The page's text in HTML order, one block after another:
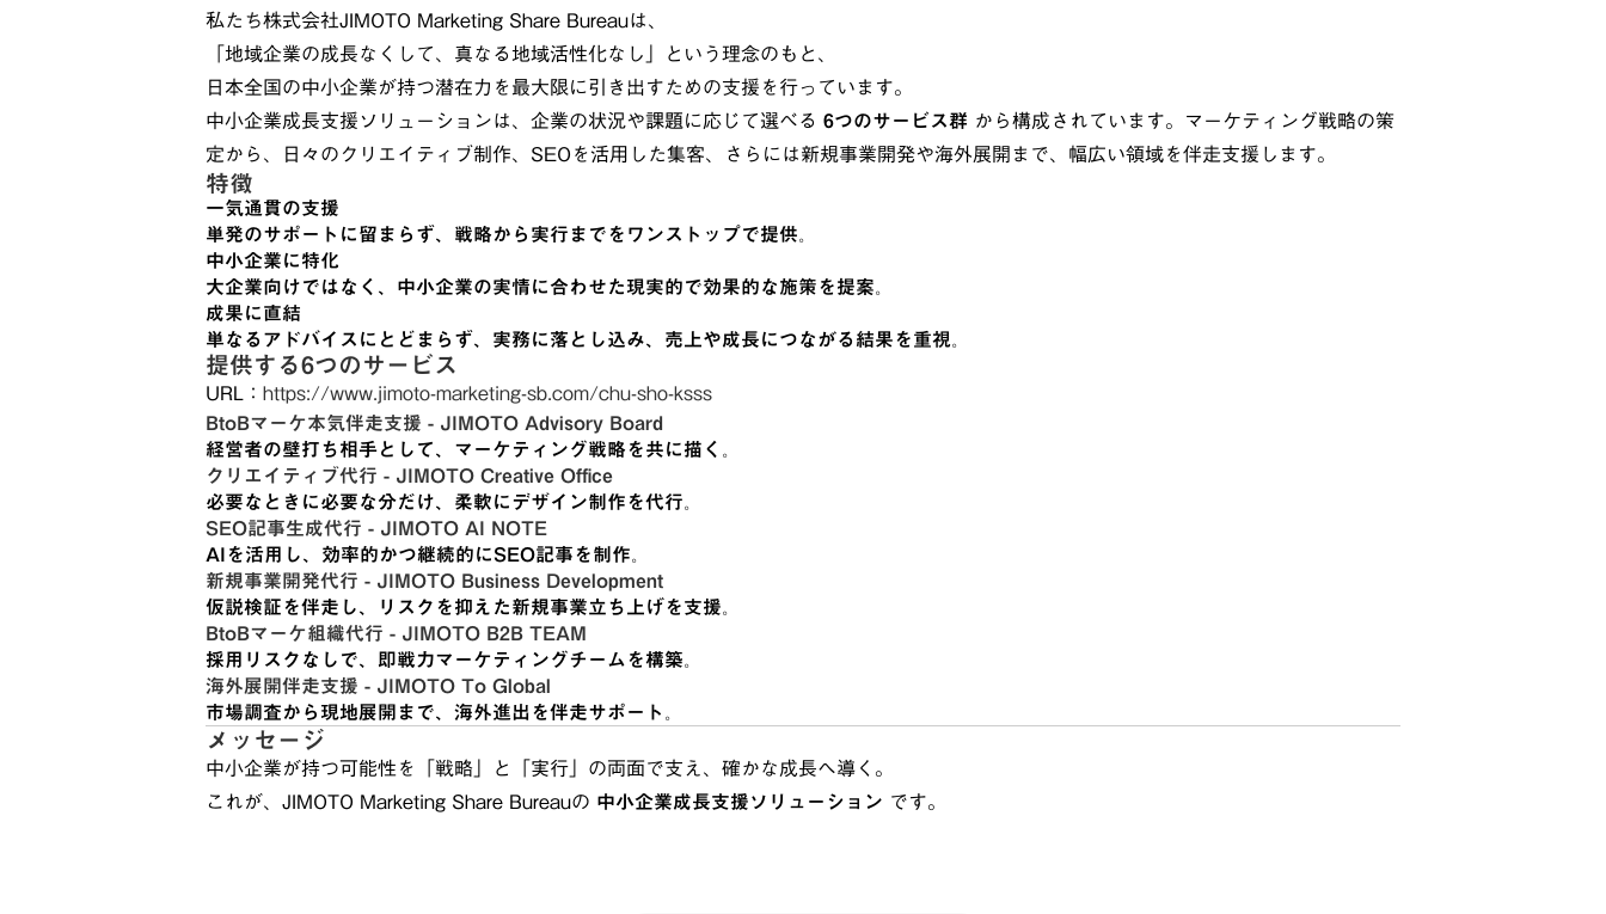
私たち株式会社JIMOTO Marketing Share Bureauは、
「地域企業の成長なくして、真なる地域活性化なし」という理念のもと、
日本全国の中小企業が持つ潜在力を最大限に引き出すための支援を行っています。
中小企業成長支援ソリューションは、企業の状況や課題に応じて選べる 6つのサービス群 から構成されています。マーケティング戦略の策
定から、日々のクリエイティブ制作、SEOを活用した集客、さらには新規事業開発や海外展開まで、幅広い領域を伴走支援します。
特徴
一気通貫の支援
単発のサポートに留まらず、戦略から実行までをワンストップで提供。
中小企業に特化
大企業向けではなく、中小企業の実情に合わせた現実的で効果的な施策を提案。
成果に直結
単なるアドバイスにとどまらず、実務に落とし込み、売上や成長につながる結果を重視。
提供する6つのサービス
URL： https://www.jimoto-marketing-sb.com/chu-sho-ksss
BtoBマーケ本気伴走支援 - JIMOTO Advisory Board
経営者の壁打ち相手として、マーケティング戦略を共に描く。
クリエイティブ代行 - JIMOTO Creative Office
必要なときに必要な分だけ、柔軟にデザイン制作を代行。
SEO記事生成代行 - JIMOTO AI NOTE
AIを活用し、効率的かつ継続的にSEO記事を制作。
新規事業開発代行 - JIMOTO Business Development
仮説検証を伴走し、リスクを抑えた新規事業立ち上げを支援。
BtoBマーケ組織代行 - JIMOTO B2B TEAM
採用リスクなしで、即戦力マーケティングチームを構築。
海外展開伴走支援 - JIMOTO To Global
市場調査から現地展開まで、海外進出を伴走サポート。
メッセージ
中小企業が持つ可能性を「戦略」と「実行」の両面で支え、確かな成長へ導く。
これが、JIMOTO Marketing Share Bureauの 中小企業成長支援ソリューション です。